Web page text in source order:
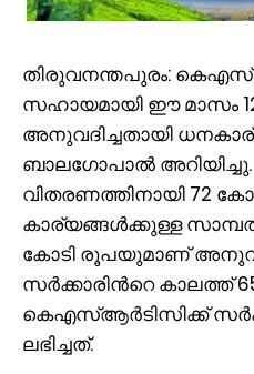
തിരുവനന്തപുരം:
സഹായമായി ഈ മാസം
അനുവദിച്ചതായി
ബാലഗോപാൽ
വിതരണത്തിനായി 72
കാര്യങ്ങൾക്കുള്ള
കോടി രൂപയുമാണ്‌
സർക്കാരിന്‍റെ കാലത്ത്‌
കെഎസ്‌ആർടിസിക്ക്‌
ലഭിച്ചത്‌.